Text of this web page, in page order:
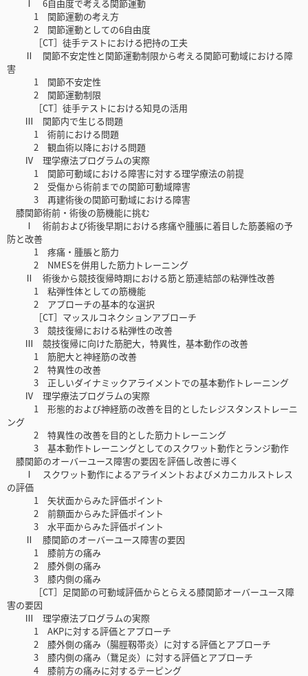
Ⅰ 6自由度で考える関節運動
1 関節運動の考え方
2 関節運動としての6自由度
［CT］徒手テストにおける把持の工夫
Ⅱ 関節不安定性と関節運動制限から考える関節可動域における障
害
1 関節不安定性
2 関節運動制限
［CT］徒手テストにおける知見の活用
Ⅲ 関節内で生じる問題
1 術前における問題
2 観血術以降における問題
Ⅳ 理学療法プログラムの実際
1 関節可動域における障害に対する理学療法の前提
2 受傷から術前までの関節可動域障害
3 再建術後の関節可動域における障害
膝関節術前・術後の筋機能に挑む
Ⅰ 術前および術後早期における疼痛や腫脹に着目した筋萎縮の予
防と改善
1 疼痛・腫脹と筋力
2 NMESを併用した筋力トレーニング
Ⅱ 術後から競技復帰時期における筋と筋連結部の粘弾性改善
1 粘弾性体としての筋機能
2 アプローチの基本的な選択
［CT］マッスルコネクションアプローチ
3 競技復帰における粘弾性の改善
Ⅲ 競技復帰に向けた筋肥大，特異性，基本動作の改善
1 筋肥大と神経筋の改善
2 特異性の改善
3 正しいダイナミックアライメントでの基本動作トレーニング
Ⅳ 理学療法プログラムの実際
1 形態的および神経筋の改善を目的としたレジスタンストレーニ
ング
2 特異性の改善を目的とした筋力トレーニング
3 基本動作トレーニングとしてのスクワット動作とランジ動作
膝関節のオーバーユース障害の要因を評価し改善に導く
Ⅰ スクワット動作によるアライメントおよびメカニカルストレス
の評価
1 矢状面からみた評価ポイント
2 前額面からみた評価ポイント
3 水平面からみた評価ポイント
Ⅱ 膝関節のオーバーユース障害の要因
1 膝前方の痛み
2 膝外側の痛み
3 膝内側の痛み
［CT］足関節の可動域評価からとらえる膝関節オーバーユース障
害の要因
Ⅲ 理学療法プログラムの実際
1 AKPに対する評価とアプローチ
2 膝外側の痛み（腸脛靱帯炎）に対する評価とアプローチ
3 膝内側の痛み（鵞足炎）に対する評価とアプローチ
4 膝前方の痛みに対するテーピング